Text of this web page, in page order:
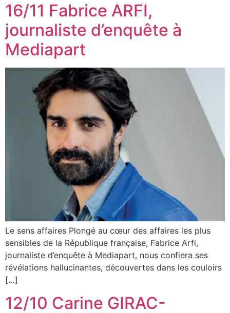
16/11 Fabrice ARFI,
journaliste d’enquête à
Mediapart
Le sens affaires Plongé au cœur des affaires les plus
sensibles de la République française, Fabrice Arfi,
journaliste d’enquête à Mediapart, nous confiera ses
révélations hallucinantes, découvertes dans les couloirs
[…]
12/10 Carine GIRAC-